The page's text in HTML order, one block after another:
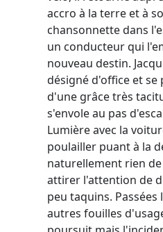
accro à la terre et à
chansonnette dans
un conducteur qui
nouveau destin.
désigné d'office et se
d'une grâce très
s'envole au pas
Lumière avec la
poulailler puant à la
naturellement rien
attirer l'attention de
peu taquins.
autres fouilles